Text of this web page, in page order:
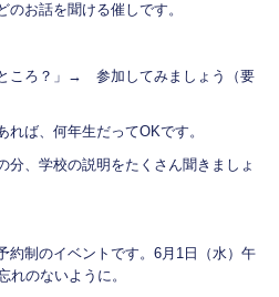
お話を聞ける催しです。
ところ？」→ 参加してみましょう（要
ば、何年生だってOKです。
、学校の説明をたくさん聞きましょ
約制のイベントです。6月1日（水）午
れのないように。